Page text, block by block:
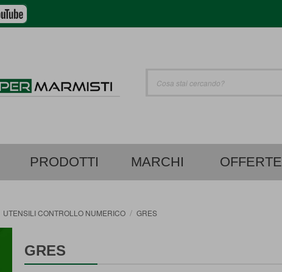
SALTA
AL
PRODOTTI MARCHI OFFERTE
UTENSILI CONTROLLO NUMERICO GRES
GRES